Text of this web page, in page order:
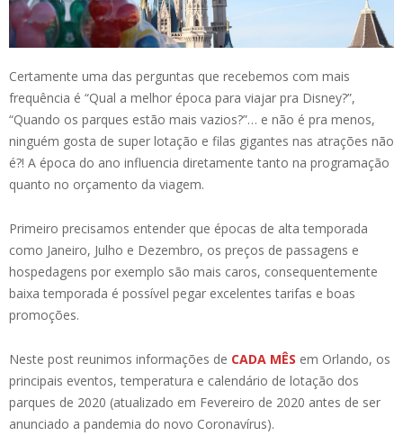
Certamente uma das perguntas que recebemos com mais
frequência é “Qual a melhor época para viajar pra Disney?”,
“Quando os parques estão mais vazios?”… e não é pra menos,
ninguém gosta de super lotação e filas gigantes nas atrações não
é?! A época do ano influencia diretamente tanto na programação
quanto no orçamento da viagem.
Primeiro precisamos entender que épocas de alta temporada
como Janeiro, Julho e Dezembro, os preços de passagens e
hospedagens por exemplo são mais caros, consequentemente
baixa temporada é possível pegar excelentes tarifas e boas
promoções.
Neste post reunimos informações de CADA MÊS em Orlando, os
principais eventos, temperatura e calendário de lotação dos
parques de 2020 (atualizado em Fevereiro de 2020 antes de ser
anunciado a pandemia do novo Coronavírus).